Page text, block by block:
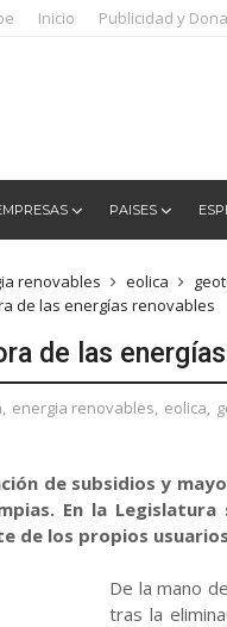
Inicio Publicidad y
PAISES
renovables eolica
de las energías renovables
de las
, energia renovables, eolica,
de subsidios y
En la
de los propios
De la mano
tras la